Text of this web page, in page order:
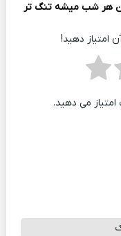
من هر شب میشه تنگ تر
امتیاز دهید!
می دهید.